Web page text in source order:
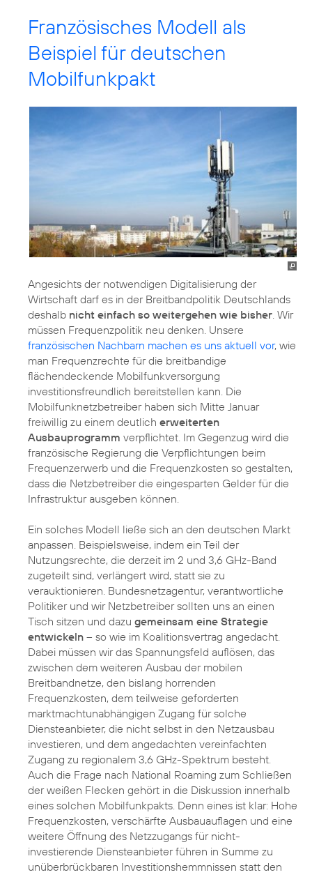
Französisches Modell als
Beispiel für deutschen
Mobilfunkpakt
Angesichts der notwendigen Digitalisierung der
Wirtschaft darf es in der Breitbandpolitik Deutschlands
deshalb nicht einfach so weitergehen wie bisher . Wir
müssen Frequenzpolitik neu denken. Unsere
französischen Nachbarn machen es uns aktuell vor, wie
man Frequenzrechte für die breitbandige
flächendeckende Mobilfunkversorgung
investitionsfreundlich bereitstellen kann. Die
Mobilfunknetzbetreiber haben sich Mitte Januar
freiwillig zu einem deutlich erweiterten
Ausbauprogramm verpflichtet. Im Gegenzug wird die
französische Regierung die Verpflichtungen beim
Frequenzerwerb und die Frequenzkosten so gestalten,
dass die Netzbetreiber die eingesparten Gelder für die
Infrastruktur ausgeben können.
Ein solches Modell ließe sich an den deutschen Markt
anpassen. Beispielsweise, indem ein Teil der
Nutzungsrechte, die derzeit im 2 und 3,6 GHz-Band
zugeteilt sind, verlängert wird, statt sie zu
verauktionieren. Bundesnetzagentur, verantwortliche
Politiker und wir Netzbetreiber sollten uns an einen
Tisch sitzen und dazu gemeinsam eine Strategie
entwickeln – so wie im Koalitionsvertrag angedacht.
Dabei müssen wir das Spannungsfeld auflösen, das
zwischen dem weiteren Ausbau der mobilen
Breitbandnetze, den bislang horrenden
Frequenzkosten, dem teilweise geforderten
marktmachtunabhängigen Zugang für solche
Diensteanbieter, die nicht selbst in den Netzausbau
investieren, und dem angedachten vereinfachten
Zugang zu regionalem 3,6 GHz-Spektrum besteht.
Auch die Frage nach National Roaming zum Schließen
der weißen Flecken gehört in die Diskussion innerhalb
eines solchen Mobilfunkpakts. Denn eines ist klar: Hohe
Frequenzkosten, verschärfte Ausbauauflagen und eine
weitere Öffnung des Netzzugangs für nicht-
investierende Diensteanbieter führen in Summe zu
unüberbrückbaren Investitionshemmnissen statt den